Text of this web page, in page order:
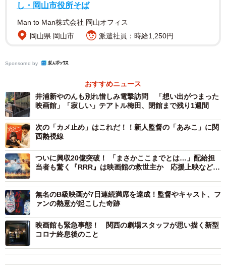
世間に広まると、書き込みを見て自分も観たい→観る→お
もしろいと発信→フォロワーがその感想を見る→観たくな
る→観る→発信する－のループが繰り返される。
し・岡山市役所そば
Man to Man株式会社 岡山オフィス
岡山県 岡山市
派遣社員：時給1,250円
Sponsored by
おすすめニュース
井浦新やのんも別れ惜しみ電撃訪問 「想い出がつまった
映画館」「寂しい」テアトル梅田、閉館まで残り1週間
次の「カメ止め」はこれだ！！新人監督の「あみこ」に関
西熱視線
ついに興収20億突破！ 「まさかここまでとは…」配給担
当者も驚く『RRR』は映画館の救世主か 応援上映などで
無名のB級映画が7日連続満席を達成！監督やキャスト、フ
ァンの熱意が起こした奇跡
映画館も緊急事態！ 関西の劇場スタッフが思い描く新型
コロナ終息後のこと